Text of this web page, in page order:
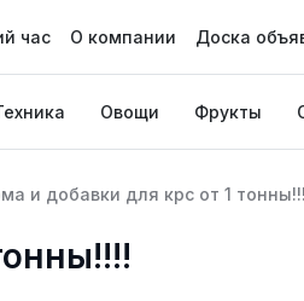
час О компании Доска
Овощи Фрукты
и добавки для крс от 1